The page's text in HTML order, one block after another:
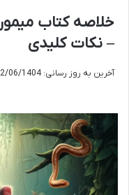
خلاصه کتاب
– نکات کلیدی
آخرین به روز رسانی: 22/06/1404